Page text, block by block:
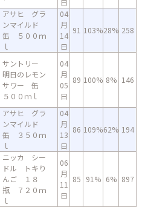
日
アサヒ グラ
ンマイルド
缶 ５００ｍ
ｌ
04
月
14
日
91 103%28% 258
サントリー
明日のレモン
サワー 缶
５００ｍｌ
04
月
05
日
89 100% 8% 146
アサヒ グラ
ンマイルド
缶 ３５０ｍ
ｌ
04
月
13
日
86 109%62% 194
ニッカ シー
ドル トキり
んご １８
瓶 ７２０ｍ
ｌ
06
月
11
日
85 91% 6% 897